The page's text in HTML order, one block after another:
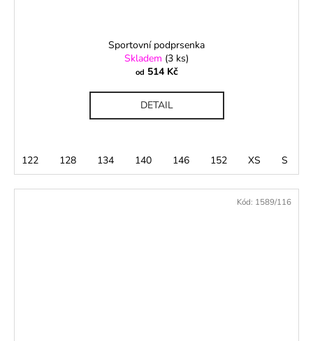
Sportovní podprsenka
Skladem (3 ks)
od 514 Kč
DETAIL
122 128 134 140 146 152 XS S
Kód: 1589/116